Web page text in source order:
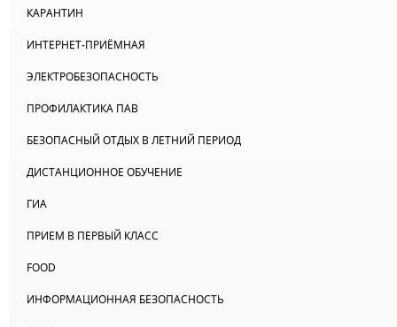
КАРАНТИН
ИНТЕРНЕТ-ПРИЁМНАЯ
ЭЛЕКТРОБЕЗОПАСНОСТЬ
ПРОФИЛАКТИКА ПАВ
БЕЗОПАСНЫЙ ОТДЫХ В ЛЕТНИЙ ПЕРИОД
ДИСТАНЦИОННОЕ ОБУЧЕНИЕ
ГИА
ПРИЕМ В ПЕРВЫЙ КЛАСС
FOOD
ИНФОРМАЦИОННАЯ БЕЗОПАСНОСТЬ